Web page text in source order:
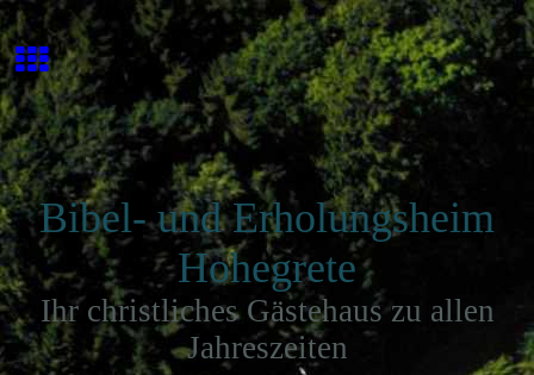
Bibel- und Erholungsheim
Hohegrete
Ihr christliches Gästehaus zu allen
Jahreszeiten